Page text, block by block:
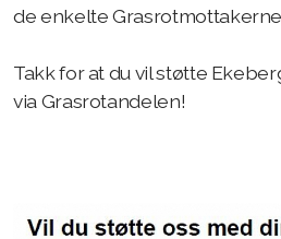
de enkelte
Takk for at du vil støtte
via Grasrotandelen!